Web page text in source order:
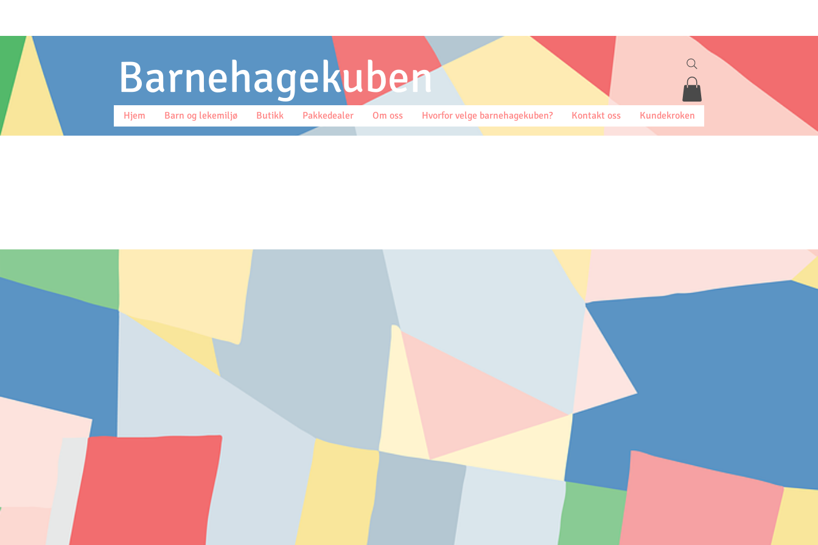
Barnehagekuben
Hjem Barn og lekemiljø Butikk Pakkedealer Om oss Hvorfor velge barnehagekuben? Kontakt oss Kundekroken